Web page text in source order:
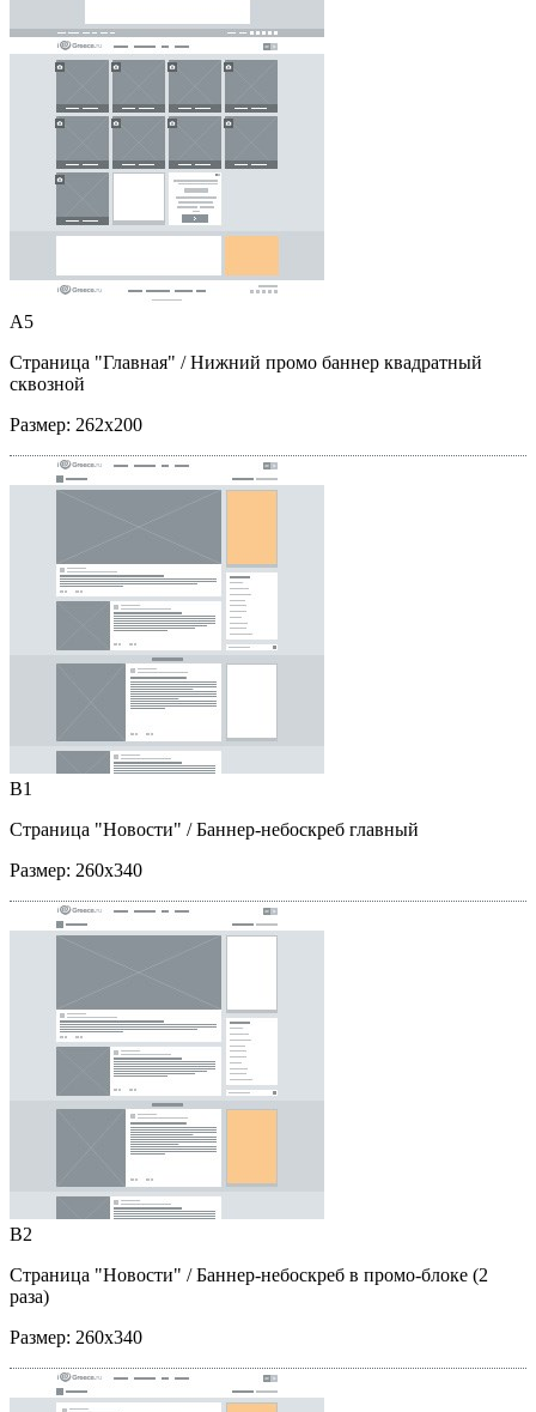
A5
Страница "Главная" / Нижний промо баннер квадратный
сквозной
Размер: 262x200
B1
Страница "Новости" / Баннер-небоскреб главный
Размер: 260x340
B2
Страница "Новости" / Баннер-небоскреб в промо-блоке (2
раза)
Размер: 260x340